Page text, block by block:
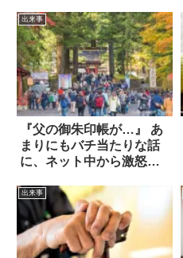
出来事
『父の御朱印帳が…』 あ
まりにもバチ当たりな話
に、ネット中から激怒の
出来事